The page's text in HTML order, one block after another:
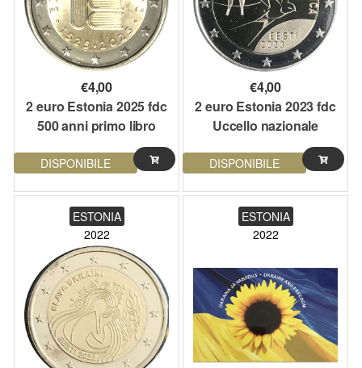
€4,00
2 euro Estonia 2025 fdc
500 anni primo libro
DISPONIBILE
€4,00
2 euro Estonia 2023 fdc
Uccello nazionale
estone: la Rondine
DISPONIBILE
ESTONIA
2022
ESTONIA
2022